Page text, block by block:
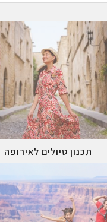
תכנון טיולים לאירופה